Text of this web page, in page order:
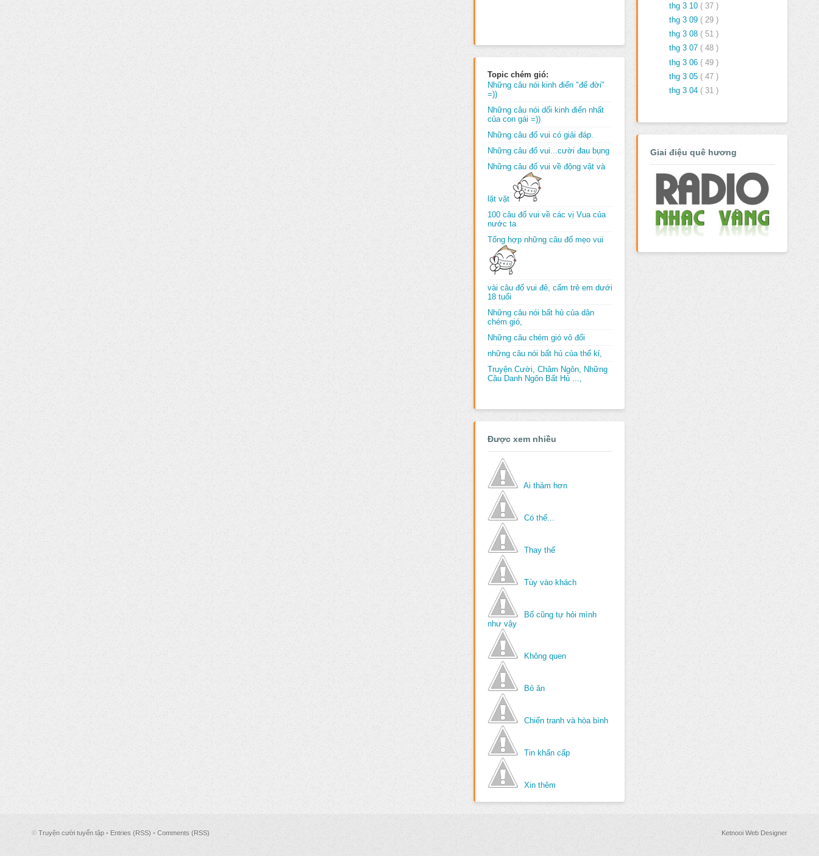
Topic chém gió:
Những câu nói kinh điển "để đời"
=))
Những câu nói dối kinh điển nhất
của con gái =))
Những câu đố vui có giải đáp.
Những câu đố vui...cười đau bụng
Những câu đố vui về động vật và
lặt vặt
100 câu đố vui về các vị Vua của
nước ta
Tổng hợp những câu đố mẹo vui
vài câu đố vui đê, cấm trẻ em dưới
18 tuổi
Những câu nói bất hủ của dân
chém gió,
Những câu chém gió vô đối
những câu nói bất hủ của thế kỉ,
Truyện Cười, Châm Ngôn, Những
Câu Danh Ngôn Bất Hủ ...,
Được xem nhiều
Ai thảm hơn
Có thể...
Thay thế
Tùy vào khách
Bố cũng tự hỏi mình
như vậy
Không quen
Bỏ ăn
Chiến tranh và hòa bình
Tin khẩn cấp
Xin thêm
thg 3 10 ( 37 )
thg 3 09 ( 29 )
thg 3 08 ( 51 )
thg 3 07 ( 48 )
thg 3 06 ( 49 )
thg 3 05 ( 47 )
thg 3 04 ( 31 )
Giai điệu quê hương
© Truyện cười tuyển tập • Entries (RSS) • Comments (RSS) Ketnooi Web Designer